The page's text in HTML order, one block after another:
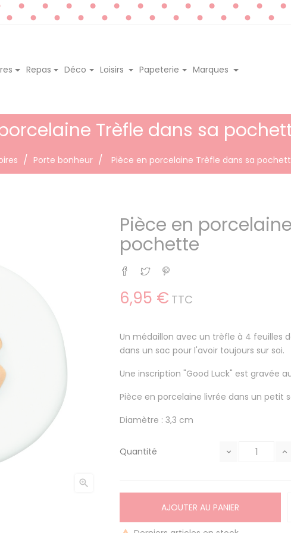
Repas Déco Loisirs Papeterie Marques
Trèfle dans sa
Porte bonheur Pièce en porcelaine Trèfle dans sa

Pièce en
pochette
Partager
Tweet
6,95 € TTC
Un médaillon avec un trèfle à 4 feuilles
dans un sac pour l'avoir toujours sur soi.
Une inscription "Good Luck" est gravée
Pièce en porcelaine livrée dans un petit
Diamètre : 3,3 cm
Quantité
AJOUTER AU PANIER